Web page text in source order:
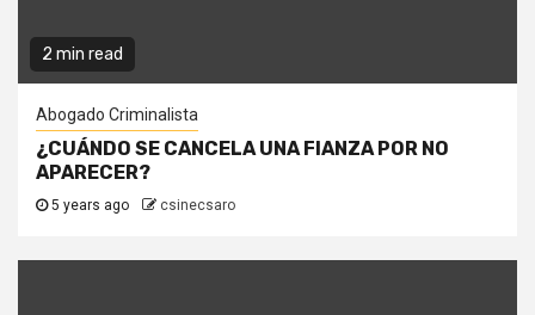
2 min read
Abogado Criminalista
¿CUÁNDO SE CANCELA UNA FIANZA POR NO
APARECER?
5 years ago csinecsaro